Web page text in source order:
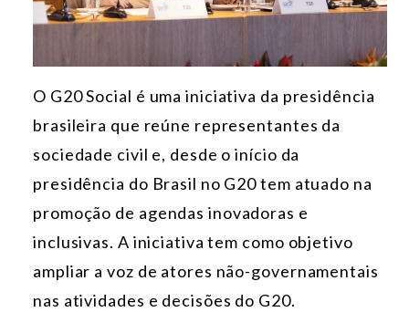
O G20 Social é uma iniciativa da presidência
brasileira que reúne representantes da
sociedade civil e, desde o início da
presidência do Brasil no G20 tem atuado na
promoção de agendas inovadoras e
inclusivas. A iniciativa tem como objetivo
ampliar a voz de atores não-governamentais
nas atividades e decisões do G20.